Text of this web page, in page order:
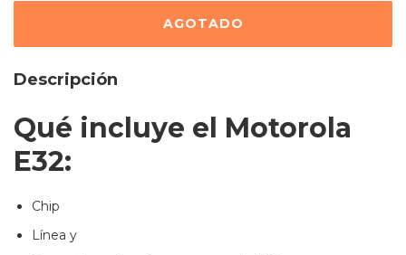
Descripción
Qué incluye el Motorola
E32:
Chip
Línea y